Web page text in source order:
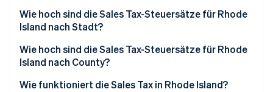
Sales Tax-Bereich von Rhode Island im Jahr 2026
Wie hoch sind die Sales Tax-Steuersätze für Rhode
Island nach Stadt?
Wie hoch sind die Sales Tax-Steuersätze für Rhode
Island nach County?
Wie funktioniert die Sales Tax in Rhode Island?